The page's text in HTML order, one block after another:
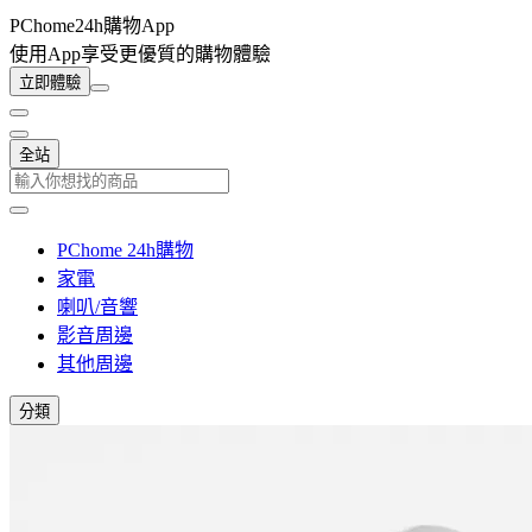
PChome24h購物App
使用App享受更優質的購物體驗
立即體驗
全站
PChome 24h購物
家電
喇叭/音響
影音周邊
其他周邊
分類